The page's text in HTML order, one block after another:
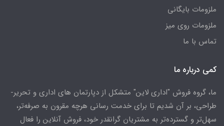
ملزومات بایگانی
ملزومات روی میز
تماس با ما
کمی درباره ما
ما، گروه فروش "اداری لاین" متشکل از دپارتمان های اداری و تحریر-
طراحی، بر آن شدیم تا برای خدمت رسانی هرچه مقرون به صرفه‌تر،
سهل‌تر و گسترده‌تر به مشتریان گرانقدر خود، فروش آنلاین را فعال